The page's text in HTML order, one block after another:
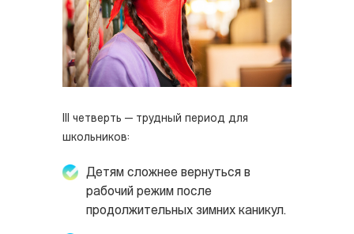
III четверть — трудный период для
школьников:
Детям сложнее вернуться в
рабочий режим после
продолжительных зимних каникул.